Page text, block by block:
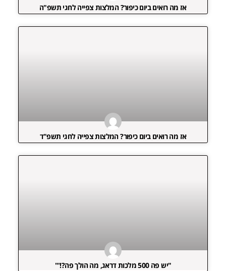
אז מה רואים ביום כיפור? המלצות צפייה לחגי תשפ"ה
אז מה רואים ביום כיפור? המלצות צפייה לחגי תשפ"ד
"יש פה 500 מלכות דראג, מה הולך פה?!'"